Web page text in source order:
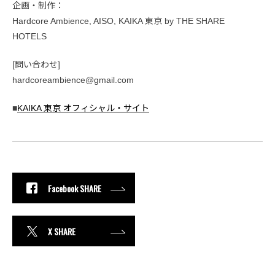
企画・制作：
Hardcore Ambience, AISO, KAIKA 東京 by THE SHARE
HOTELS
[問い合わせ]
hardcoreambience@gmail.com
■KAIKA 東京 オフィシャル・サイト
Facebook SHARE
X SHARE